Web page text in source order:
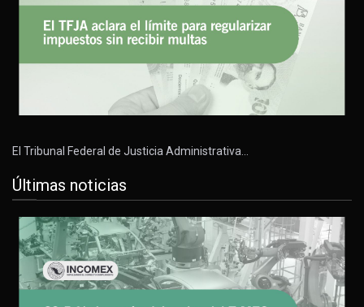
El Tribunal Federal de Justicia Administrativa…
Últimas noticias